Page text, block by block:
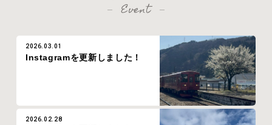
Event
2026.03.01
Instagramを更新しました！
2026.02.28